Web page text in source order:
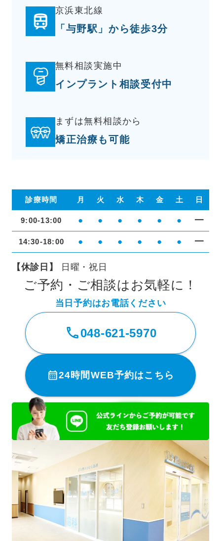
京浜東北線
「与野駅」から徒歩3分
無料相談実施中
インプラント相談受付中
まずは無料相談から
矯正治療も可能
診療時間 月 火 水 木 金 土 日
9:00-13:00 ● ● ● ● ● ● ━
14:30-18:00 ● ● ● ● ● ● ━
【休診日】 日曜・祝日
ご予約・ご相談はお気軽に！
当日予約はお電話ください
048-621-5970
24時間WEB予約はこちら